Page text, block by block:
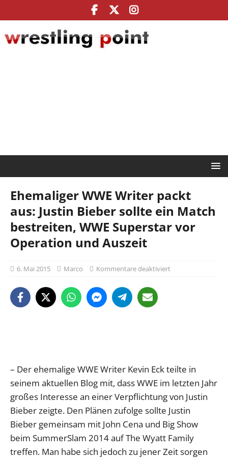
Ehemaliger WWE Writer packt
aus: Justin Bieber sollte ein Match
bestreiten, WWE Superstar vor
Operation und Auszeit
6. Mai 2015 Marco Kommentare deaktiviert
– Der ehemalige WWE Writer Kevin Eck teilte in
seinem aktuellen Blog mit, dass WWE im letzten Jahr
großes Interesse an einer Verpflichtung von Justin
Bieber zeigte. Den Plänen zufolge sollte Justin
Bieber gemeinsam mit John Cena und Big Show
beim SummerSlam 2014 auf The Wyatt Family
treffen. Man habe sich jedoch zu jener Zeit sorgen